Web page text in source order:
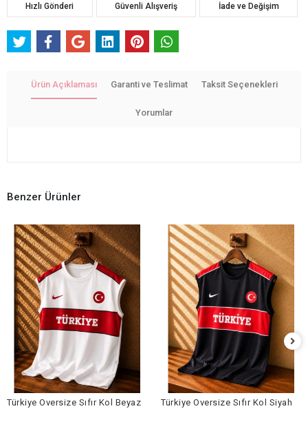
Hızlı Gönderi Güvenli Alışveriş İade ve Değişim
Ürün Açıklaması Garanti ve Teslimat Taksit Seçenekleri
Yorumlar
Benzer Ürünler
Türkiye Oversize Sıfır Kol Beyaz Türkiye Oversize Sıfır Kol Siyah